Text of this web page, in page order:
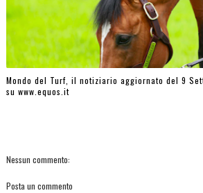
Mondo del Turf, il notiziario aggiornato del 9
su www.equos.it
Nessun commento:
Posta un commento